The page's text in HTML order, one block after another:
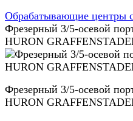
Обрабатывающие центры
Фрезерный 3/5-осевой
HURON
Фрезерный 3/5-осевой
HURON